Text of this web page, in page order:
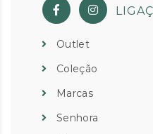
Outlet
Coleção
Marcas
Senhora